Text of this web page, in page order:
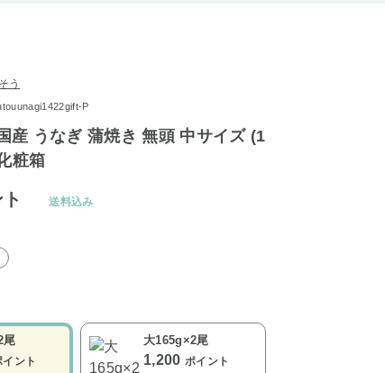
う
P
産 うなぎ 蒲焼き 無頭 中サイズ (1
粧箱
送料込み
尾
イント
大165g×2尾
1,200 ポイント